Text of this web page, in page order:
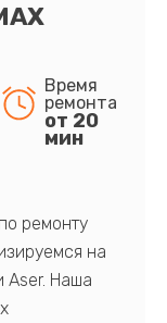
Время
ремонта
от 20
мин
ремонту
на
Aser. Наша